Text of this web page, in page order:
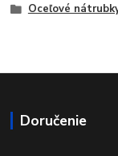
Oceľové
Doručenie